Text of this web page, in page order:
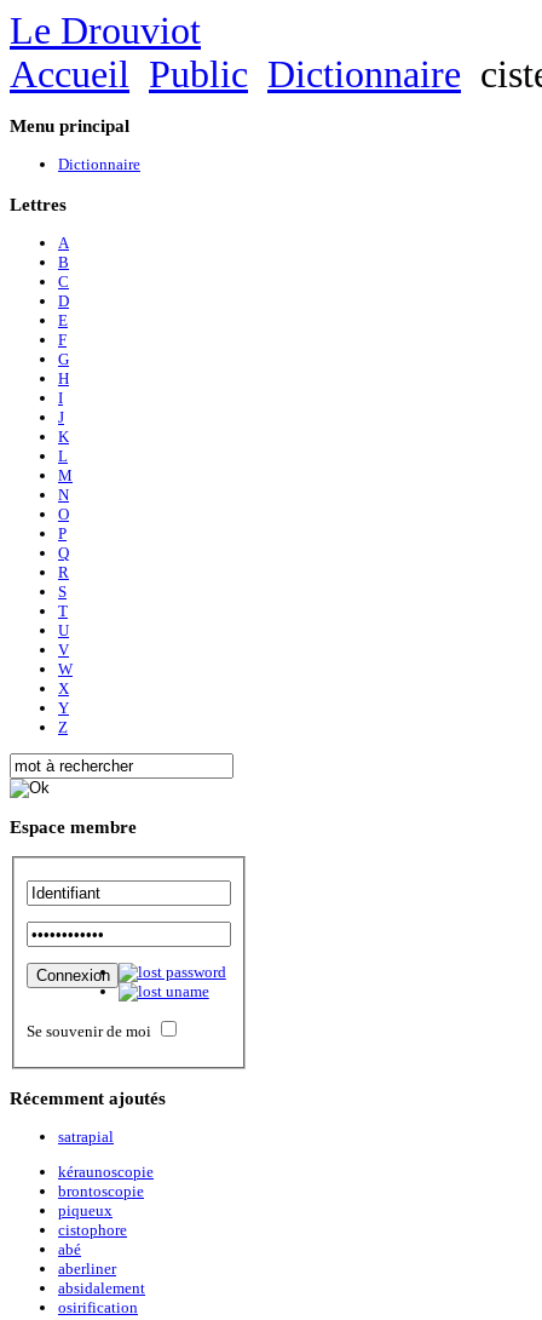
Le Drouviot
Accueil Public Dictionnaire
Menu principal
Dictionnaire
Lettres
A
B
C
D
E
F
G
H
I
J
K
L
M
N
O
P
Q
R
S
T
U
V
W
X
Y
Z
Espace membre
Se souvenir de moi
Récemment ajoutés
satrapial
kéraunoscopie
brontoscopie
piqueux
cistophore
abé
aberliner
absidalement
osirification